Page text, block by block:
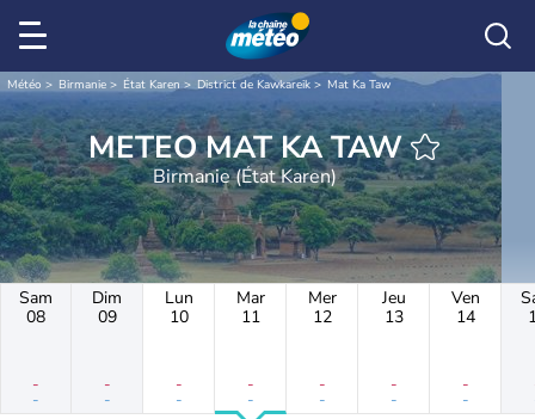
Météo Birmanie État Karen District de Kawkareik Mat Ka Taw
METEO MAT KA TAW
Birmanie (État Karen)
Sam
08
-
-
Dim
09
-
-
Lun
10
-
-
Mar
11
-
-
Mer
12
-
-
Jeu
13
-
-
Ven
14
-
-